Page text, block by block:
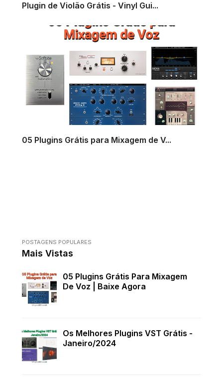
Plugin de Violão Grátis - Vinyl Gui...
05 Plugins Grátis para Mixagem de V...
POSTAGENS POPULARES
Mais Vistas
05 Plugins Grátis Para Mixagem
De Voz | Baixe Agora
Os Melhores Plugins VST Grátis -
Janeiro/2024